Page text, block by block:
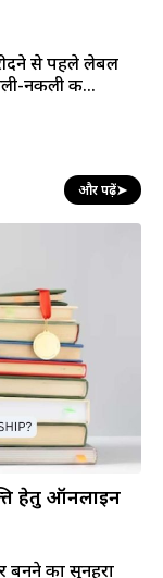
से पहले लेबल
नकली की...
और पढ़ें➤
हेतु ऑनलाइन
बनने का सुनहरा